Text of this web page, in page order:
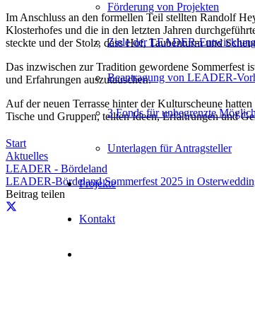
Förderung von Projekten
Ziele der LEADER-
Beantragung von LEADER-
3 Fonds für unbegrenzte
Unterlagen für Antragsteller
Projekte
Kontakt
Im Anschluss an den formellen Teil stellten Randolf
Klosterhofes und die in den letzten Jahren
steckte und der Stolz, dass Hof, Taubenturm und
Das inzwischen zur Tradition gewordene Sommerfest
und Erfahrungen auszutauschen.
Auf der neuen Terrasse hinter der Kulturscheune
Tische und Gruppen, teilten Ideen, Erfahrungen und
Start
Aktuelles
LEADER - Bördeland
LEADER-Bördeland Sommerfest 2025 in
Beitrag teilen